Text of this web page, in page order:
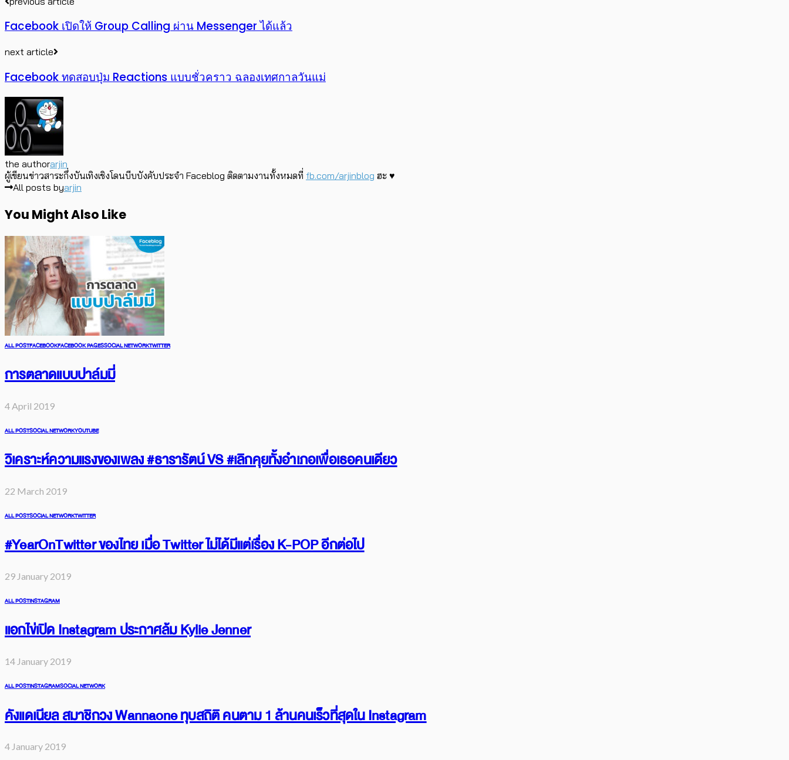
Facebook เปิดให้ Group Calling ผ่าน Messenger ได้แล้ว
next article
Facebook ทดสอบปุ่ม Reactions แบบชั่วคราว ฉลองเทศกาลวันแม่
the authorarjin
ผู้เขียนข่าวสาระกึ่งบันเทิงเชิงโดนบีบบังคับประจำ Faceblog ติดตามงานทั้งหมดที่ fb.com/arjinblog ฮะ ♥
All posts byarjin
You Might Also Like
ALL POSTFACEBOOKFACEBOOK PAGESSOCIAL NETWORKTWITTER
การตลาดแบบปาล์มมี่
4 April 2019
ALL POSTSOCIAL NETWORKYOUTUBE
วิเคราะห์ความแรงของเพลง #ธารารัตน์ VS #เลิกคุยทั้งอำเภอเพื่อเธอคนเดียว
22 March 2019
ALL POSTSOCIAL NETWORKTWITTER
#YearOnTwitter ของไทย เมื่อ Twitter ไม่ได้มีแต่เรื่อง K-POP อีกต่อไป
29 January 2019
ALL POSTINSTAGRAM
แอกไข่เปิด Instagram ประกาศล้ม Kylie Jenner
14 January 2019
ALL POSTINSTAGRAMSOCIAL NETWORK
คังแดเนียล สมาชิกวง Wannaone ทุบสถิติ คนตาม 1 ล้านคนเร็วที่สุดใน Instagram
4 January 2019